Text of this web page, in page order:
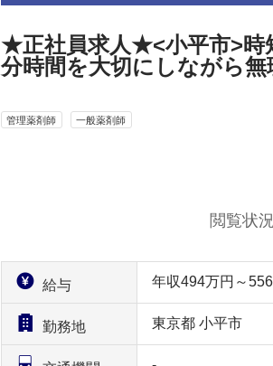
★正社員求人★<小平市>時
分時間を大切にしながら
管理薬剤師 一般薬剤師
閲覧状況
給与 年収494万円～
勤務地 東京都 小平市